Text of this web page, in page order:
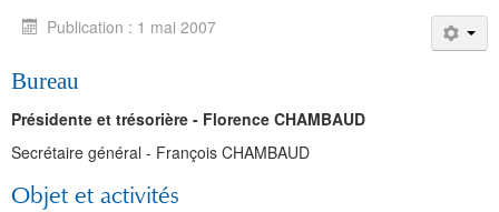
Publication : 1 mai 2007
Bureau
Présidente et trésorière - Florence CHAMBAUD
Secrétaire général - François CHAMBAUD
Objet et activités